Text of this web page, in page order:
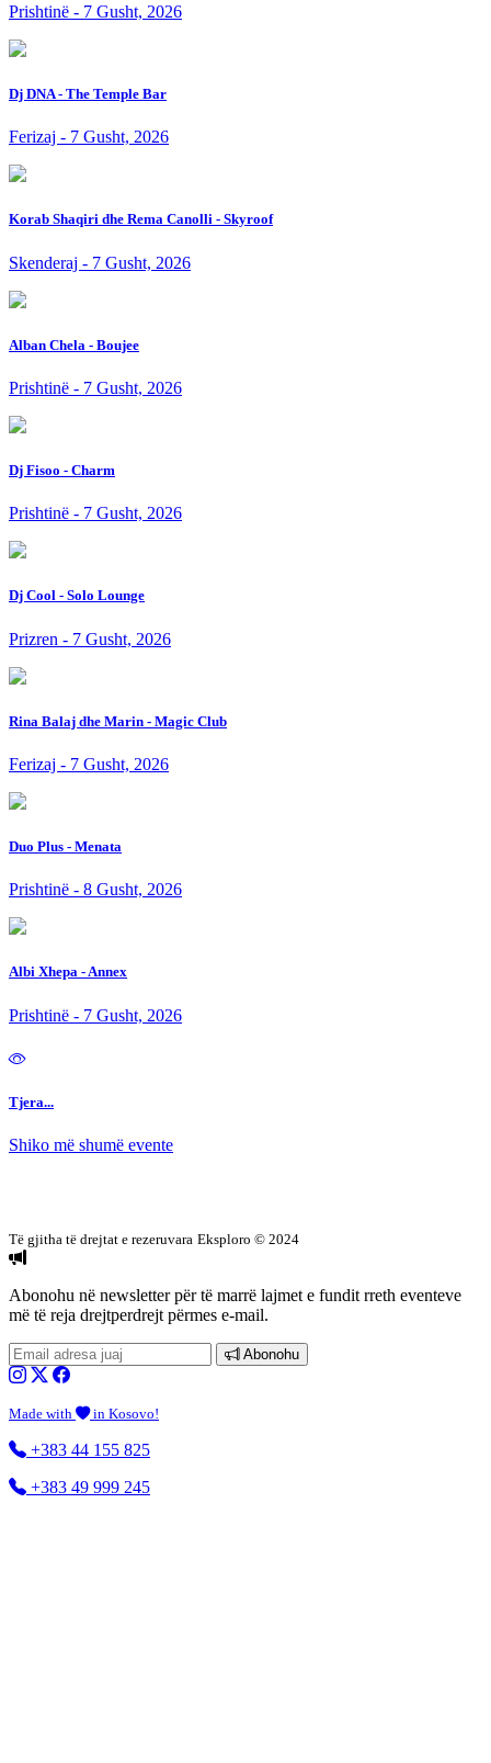
Prishtinë - 7 Gusht, 2026
Dj DNA - The Temple Bar
Ferizaj - 7 Gusht, 2026
Korab Shaqiri dhe Rema Canolli - Skyroof
Skenderaj - 7 Gusht, 2026
Alban Chela - Boujee
Prishtinë - 7 Gusht, 2026
Dj Fisoo - Charm
Prishtinë - 7 Gusht, 2026
Dj Cool - Solo Lounge
Prizren - 7 Gusht, 2026
Rina Balaj dhe Marin - Magic Club
Ferizaj - 7 Gusht, 2026
Duo Plus - Menata
Prishtinë - 8 Gusht, 2026
Albi Xhepa - Annex
Prishtinë - 7 Gusht, 2026
Tjera...
Shiko më shumë evente
Të gjitha të drejtat e rezeruvara Eksploro © 2024
Abonohu në newsletterpër të marrë lajmet e fundit rreth eventeve
më të reja drejtperdrejt përmes e-mail.
Abonohu
Made with in Kosovo!
+383 44 155 825
+383 49 999 245